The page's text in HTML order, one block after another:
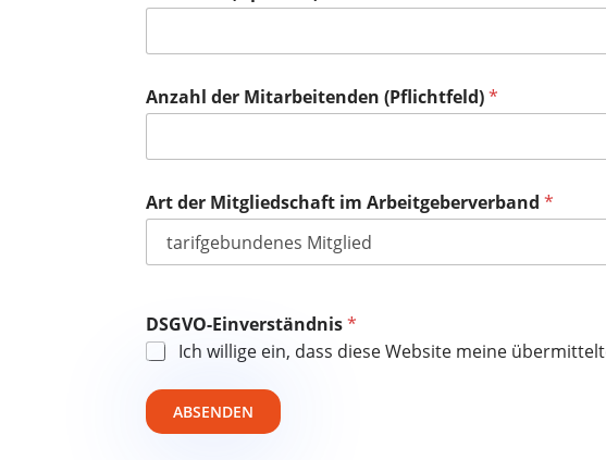
Anzahl der Mitarbeitenden (Pflichtfeld)*
Art der Mitgliedschaft im Arbeitgeberverband*
a
m
O
r
t
DSGVO-Einverständnis*
Ich willige ein, dass diese Website meine
ABSENDEN